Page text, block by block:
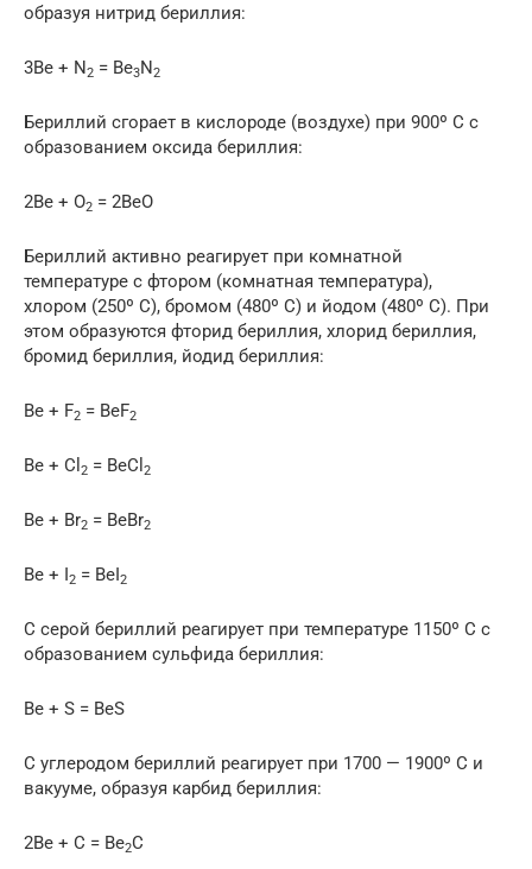
образуя нитрид бериллия:
3Be + N2 = Be3N2
Бериллий сгорает в кислороде (воздухе) при 900º С с
образованием оксида бериллия:
2Be + O2 = 2BeO
Бериллий активно реагирует при комнатной
температуре с фтором (комнатная температура),
хлором (250º С), бромом (480º С) и йодом (480º С). При
этом образуются фторид бериллия, хлорид бериллия,
бромид бериллия, йодид бериллия:
Be + F2 = BeF2
Be + Cl 2 = BeCl 2
Be + Br2 = BeBr2
Be + I2 = BeI2
С серой бериллий реагирует при температуре 1150º C с
образованием сульфида бериллия:
Be + S = BeS
С углеродом бериллий реагирует при 1700 — 1900º С и
вакууме, образуя карбид бериллия:
2Be + C = Be2C